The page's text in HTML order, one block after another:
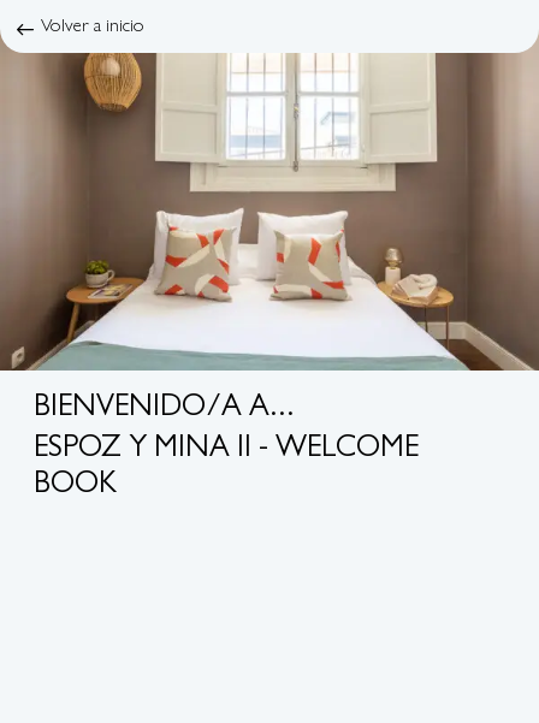
Volver a inicio
BIENVENIDO/A A...
ESPOZ Y MINA II - WELCOME
BOOK